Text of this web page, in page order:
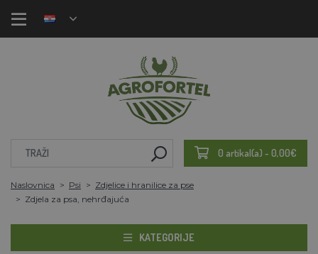
0 artikal(a) - 0,00€
Naslovnica Psi
Zdjelice i hranilice za pse
Zdjela za psa, nehrđajuća
KATEGORIJE